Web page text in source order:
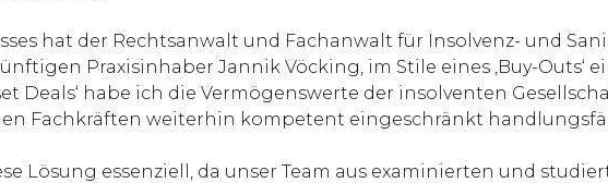
hat der Rechtsanwalt und Fachanwalt für Insolvenz- und
Praxisinhaber Jannik Vöcking, im Stile eines ‚Buy-Outs‘
Deals‘ habe ich die Vermögenswerte der insolventen
Fachkräften weiterhin kompetent eingeschränkt
Lösung essenziell, da unser Team aus examinierten und